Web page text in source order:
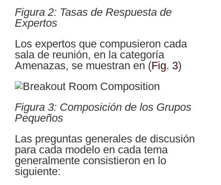
Figura 2: Tasas de Respuesta de
Expertos
Los expertos que compusieron cada
sala de reunión, en la categoría
Amenazas, se muestran en (Fig. 3)
Figura 3: Composición de los Grupos
Pequeños
Las preguntas generales de discusión
para cada modelo en cada tema
generalmente consistieron en lo
siguiente: